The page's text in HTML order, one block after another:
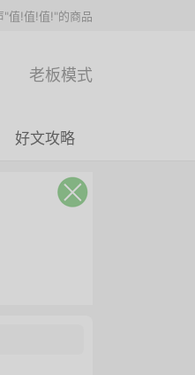
"值!值!值!"的商品
老板模式
好文攻略